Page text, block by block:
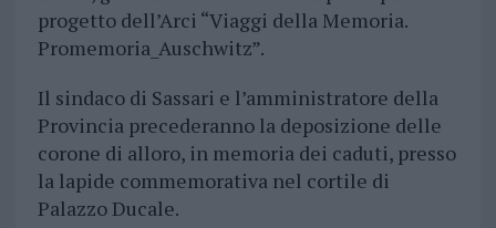
progetto dell’Arci “Viaggi della Memoria.
Promemoria_Auschwitz”.
Il sindaco di Sassari e l’amministratore della
Provincia precederanno la deposizione delle
corone di alloro, in memoria dei caduti, presso
la lapide commemorativa nel cortile di
Palazzo Ducale.